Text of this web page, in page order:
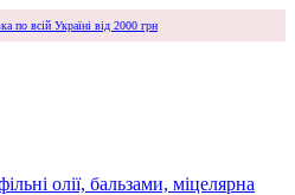
по всій Україні від 2000 грн
олії, бальзами, міцелярна